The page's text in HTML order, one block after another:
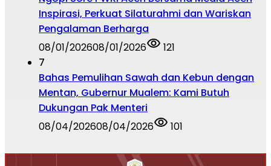
Inspirasi, Perkuat Silaturahmi dan Wariskan
Pengalaman Berharga
08/01/202608/01/2026
121
7
Bahas Pemulihan Sawah dan Kebun dengan
Mentan, Gubernur Mualem: Kami Butuh
Dukungan Pak Menteri
08/04/202608/04/2026 101